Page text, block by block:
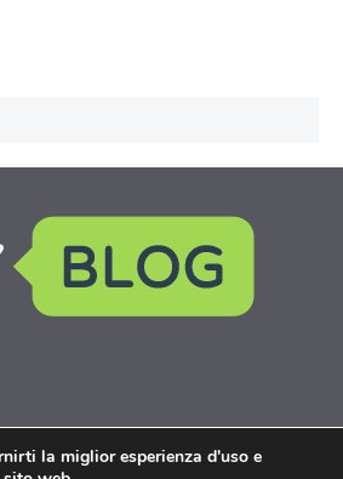
of the network IsayBlog!
la miglior esperienza d'uso e